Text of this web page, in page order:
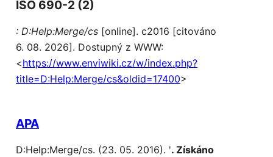
ISO 690-2 (2)
: D:Help:Merge/cs [online]. c2016 [citováno
6. 08. 2026]. Dostupný z WWW:
<https://www.enviwiki.cz/w/index.php?
title=D:Help:Merge/cs&oldid=17400>
APA
D:Help:Merge/cs. (23. 05. 2016). '. Získáno